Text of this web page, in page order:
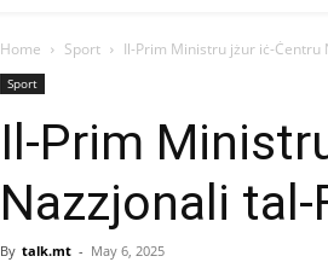
Home Sport Il-Prim Ministru jżur iċ-Ċentru
Sport
Il-Prim
Nazzjonali tal-
By talk.mt - May 6, 2025